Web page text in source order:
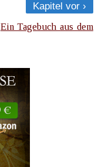
Kapitel vor ›
Ein Tagebuch aus dem